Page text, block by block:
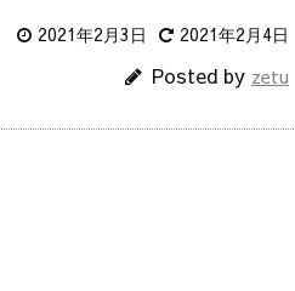
2021年2月3日 2021年2月4日
Posted by zetu